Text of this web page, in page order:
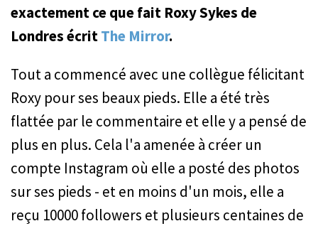
exactement ce que fait Roxy Sykes de
Londres écritThe Mirror.
Tout a commencé avec une collègue félicitant
Roxy pour ses beaux pieds. Elle a été très
flattée par le commentaire et elle y a pensé de
plus en plus. Cela l'a amenée à créer un
compte Instagram où elle a posté des photos
sur ses pieds - et en moins d'un mois, elle a
reçu 10000 followers et plusieurs centaines de